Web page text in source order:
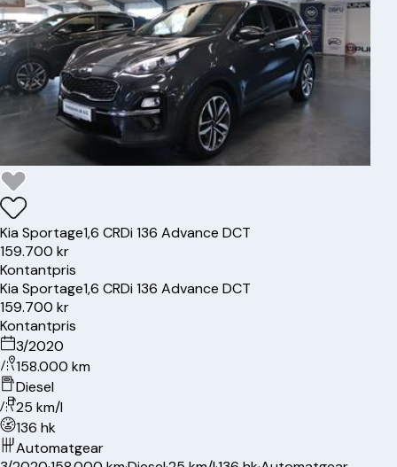
KiaSportage1,6 CRDi 136 Advance DCT
159.700 kr
Kontantpris
KiaSportage1,6 CRDi 136 Advance DCT
159.700 kr
Kontantpris
3/2020
158.000 km
Diesel
25 km/l
136 hk
Automatgear